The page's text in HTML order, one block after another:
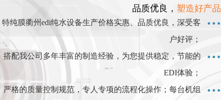
品质优良， 塑造好产品
特纯膜衢州edi纯水设备生产价格实惠、品质优良，深受客
户好评；
搭配我公司多年丰富的制造经验，为您提供稳定，节能的
EDI体验；
严格的质量控制规范，专人专项的流程化操作；每台机组